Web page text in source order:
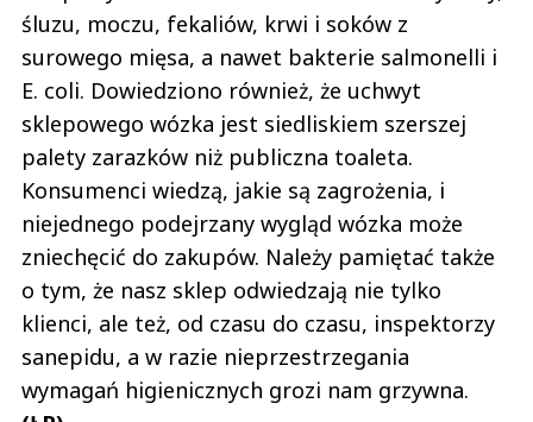
śluzu, moczu, fekaliów, krwi i soków z
surowego mięsa, a nawet bakterie salmonelli i
E. coli. Dowiedziono również, że uchwyt
sklepowego wózka jest siedliskiem szerszej
palety zarazków niż publiczna toaleta.
Konsumenci wiedzą, jakie są zagrożenia, i
niejednego podejrzany wygląd wózka może
zniechęcić do zakupów. Należy pamiętać także
o tym, że nasz sklep odwiedzają nie tylko
klienci, ale też, od czasu do czasu, inspektorzy
sanepidu, a w razie nieprzestrzegania
wymagań higienicznych grozi nam grzywna.